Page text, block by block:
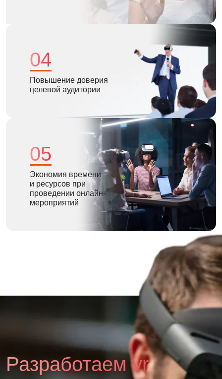
04
Повышение доверия
целевой аудитории
05
Экономия времени
и ресурсов при
проведении онлайн-
мероприятий
Разработаем vr